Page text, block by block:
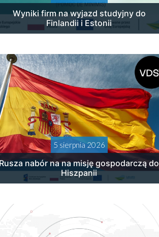
Wyniki firm na wyjazd studyjny do
Finlandii i Estonii
5 sierpnia 2026
nabór na na misję gospodarczą do
Hiszpanii